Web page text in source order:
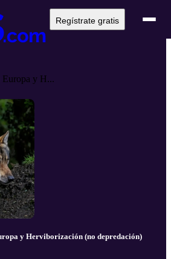
Regístrate gratis
Europa y H...
y Herviborización (no depredación)